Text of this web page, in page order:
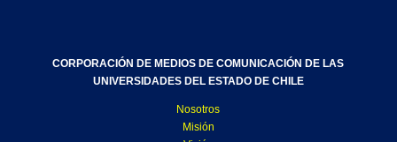
CORPORACIÓN DE MEDIOS DE COMUNICACIÓN DE LAS
UNIVERSIDADES DEL ESTADO DE CHILE
Nosotros
Misión